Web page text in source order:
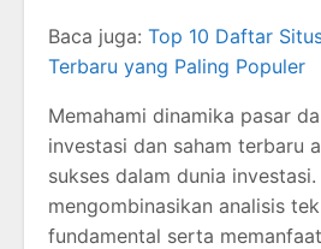
Baca juga: Top 10 Daftar
Terbaru yang Paling Populer
Memahami dinamika pasar
investasi dan saham terbaru
sukses dalam dunia investasi.
mengombinasikan analisis
fundamental serta